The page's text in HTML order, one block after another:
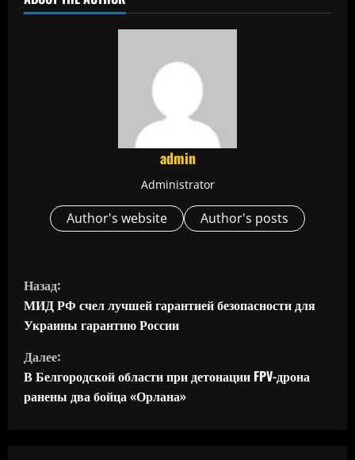
admin
Administrator
Author's website Author's posts
П
р
о
д
о
Назад:
МИД РФ счел лучшей гарантией безопасности для
Украины гарантию России
Далее:
В Белгородской области при детонации FPV-дрона
ранены два бойца «Орлана»